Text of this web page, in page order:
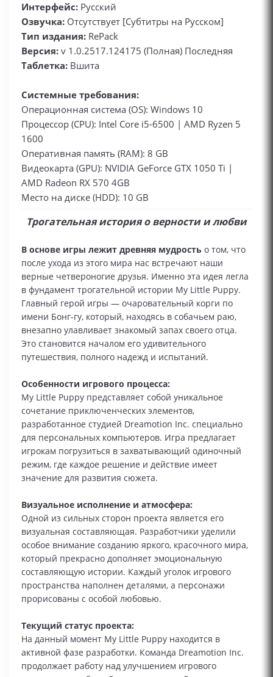
Интерфейс: Русский
Озвучка: Отсутствует [Субтитры на Русском]
Тип издания: RePack
Версия: v 1.0.2517.124175 (Полная) Последняя
Таблетка: Вшита
Системные требования:
Операционная система (OS): Windows 10
Процессор (CPU): Intel Core i5-6500 | AMD Ryzen 5
1600
Оперативная память (RAM): 8 GB
Видеокарта (GPU): NVIDIA GeForce GTX 1050 Ti |
AMD Radeon RX 570 4GB
Место на диске (HDD): 10 GB
Трогательная история о верности и любви
В основе игры лежит древняя мудрость о том, что
после ухода из этого мира нас встречают наши
верные четвероногие друзья. Именно эта идея легла
в фундамент трогательной истории My Little Puppy.
Главный герой игры — очаровательный корги по
имени Бонг-гу, который, находясь в собачьем раю,
внезапно улавливает знакомый запах своего отца.
Это становится началом его удивительного
путешествия, полного надежд и испытаний.
Особенности игрового процесса:
My Little Puppy представляет собой уникальное
сочетание приключенческих элементов,
разработанное студией Dreamotion Inc. специально
для персональных компьютеров. Игра предлагает
игрокам погрузиться в захватывающий одиночный
режим, где каждое решение и действие имеет
значение для развития сюжета.
Визуальное исполнение и атмосфера:
Одной из сильных сторон проекта является его
визуальная составляющая. Разработчики уделили
особое внимание созданию яркого, красочного мира,
который прекрасно дополняет эмоциональную
составляющую истории. Каждый уголок игрового
пространства наполнен деталями, а персонажи
прорисованы с особой любовью.
Текущий статус проекта:
На данный момент My Little Puppy находится в
активной фазе разработки. Команда Dreamotion Inc.
продолжает работу над улучшением игрового